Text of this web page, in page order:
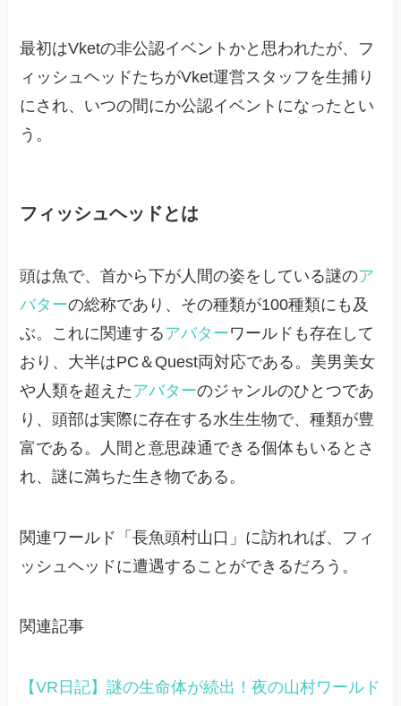
最初はVketの非公認イベントかと思われたが、フ
ィッシュヘッドたちがVket運営スタッフを生捕り
にされ、いつの間にか公認イベントになったとい
う。
フィッシュヘッドとは
頭は魚で、首から下が人間の姿をしている謎のア
バターの総称であり、その種類が100種類にも及
ぶ。これに関連するアバターワールドも存在して
おり、大半はPC＆Quest両対応である。美男美女
や人類を超えたアバターのジャンルのひとつであ
り、頭部は実際に存在する水生生物で、種類が豊
富である。人間と意思疎通できる個体もいるとさ
れ、謎に満ちた生き物である。
関連ワールド「長魚頭村山口」に訪れれば、フィ
ッシュヘッドに遭遇することができるだろう。
関連記事
【VR日記】謎の生命体が続出！夜の山村ワールド